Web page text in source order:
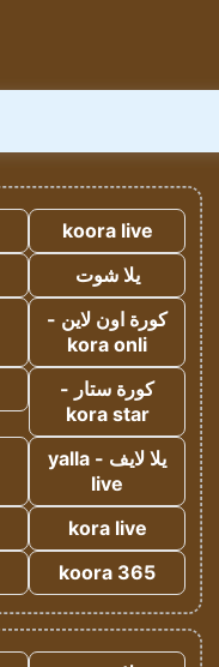
koora live
يلا شوت
كورة اون لاين -
kora onli
كورة ستار -
kora star
يلا لايف - yalla
live
kora live
koora 365